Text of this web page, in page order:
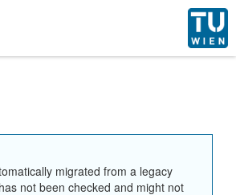
migrated from a legacy
not been checked and might not